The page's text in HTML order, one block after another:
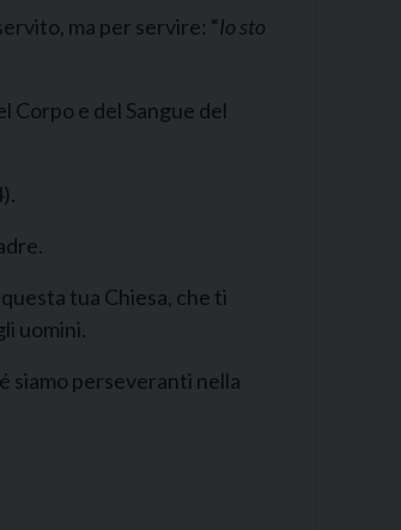
ma per servire: “Io sto
Corpo e del Sangue del
tua Chiesa, che ti
uomini.
siamo perseveranti nella